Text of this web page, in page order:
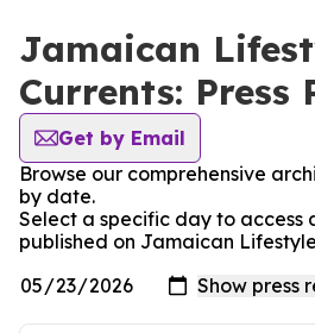
Jamaican
Currents: Press
Get by Email
Browse our comprehensive
by date.
Select a specific day to access
published on Jamaican